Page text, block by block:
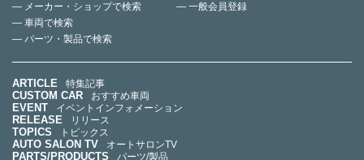
— メーカー・ショップで検索
— 車両で検索
— パーツ・製品で検索
— 一般会員登録
ARTICLE 特集記事
CUSTOM CAR おすすめ車両
EVENT イベントインフォメーション
RELEASE リリース
TOPICS トピックス
AUTO SALON TV オートサロンTV
PARTS/PRODUCTS パーツ/製品